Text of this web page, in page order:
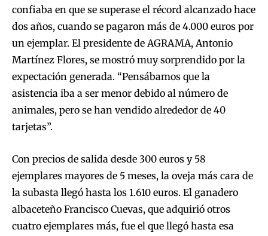
confiaba en que se superase el récord alcanzado hace
dos años, cuando se pagaron más de 4.000 euros por
un ejemplar. El presidente de AGRAMA, Antonio
Martínez Flores, se mostró muy sorprendido por la
expectación generada. “Pensábamos que la
asistencia iba a ser menor debido al número de
animales, pero se han vendido alrededor de 40
tarjetas”.
Con precios de salida desde 300 euros y 58
ejemplares mayores de 5 meses, la oveja más cara de
la subasta llegó hasta los 1.610 euros. El ganadero
albaceteño Francisco Cuevas, que adquirió otros
cuatro ejemplares más, fue el que llegó hasta esa